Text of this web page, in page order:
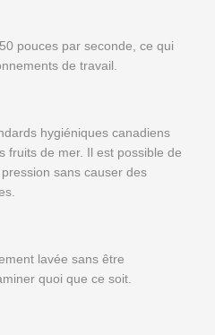
pouces par seconde, ce qui
de travail.
hygiéniques canadiens
fruits de mer. Il est possible de
sans causer des
lavée sans être
quoi que ce soit.